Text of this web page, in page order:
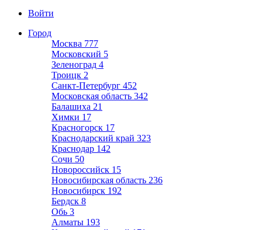
Войти
Город
Москва 777
Московский 5
Зеленоград 4
Троицк 2
Санкт-Петербург 452
Московская область 342
Балашиха 21
Химки 17
Красногорск 17
Краснодарский край 323
Краснодар 142
Сочи 50
Новороссийск 15
Новосибирская область 236
Новосибирск 192
Бердск 8
Обь 3
Алматы 193